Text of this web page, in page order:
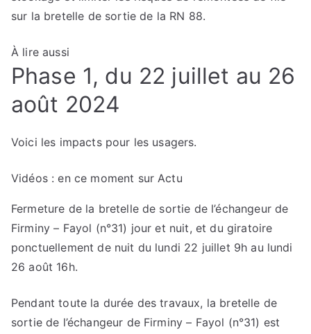
sur la bretelle de sortie de la RN 88.
À lire aussi
Phase 1, du 22 juillet au 26
août 2024
Voici les impacts pour les usagers.
Vidéos : en ce moment sur Actu
Fermeture de la bretelle de sortie de l’échangeur de
Firminy – Fayol (n°31) jour et nuit, et du giratoire
ponctuellement de nuit du lundi 22 juillet 9h au lundi
26 août 16h.
Pendant toute la durée des travaux, la bretelle de
sortie de l’échangeur de Firminy – Fayol (n°31) est